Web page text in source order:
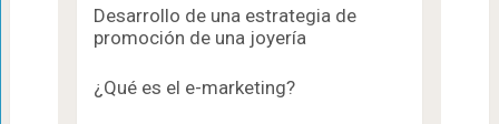
Desarrollo de una estrategia de
promoción de una joyería
¿Qué es el e-marketing?